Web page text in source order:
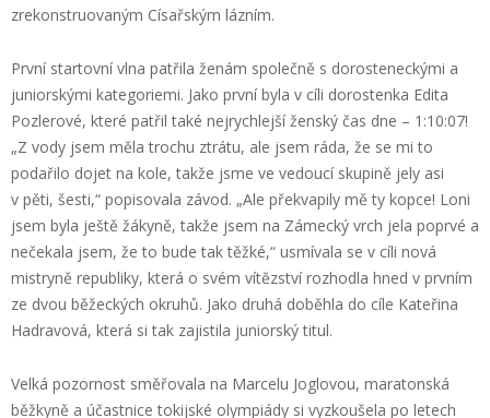
zrekonstruovaným Císařským lázním.
První startovní vlna patřila ženám společně s dorosteneckými a
juniorskými kategoriemi. Jako první byla v cíli dorostenka Edita
Pozlerové, které patřil také nejrychlejší ženský čas dne – 1:10:07!
„Z vody jsem měla trochu ztrátu, ale jsem ráda, že se mi to
podařilo dojet na kole, takže jsme ve vedoucí skupině jely asi
v pěti, šesti,“ popisovala závod. „Ale překvapily mě ty kopce! Loni
jsem byla ještě žákyně, takže jsem na Zámecký vrch jela poprvé a
nečekala jsem, že to bude tak těžké,“ usmívala se v cíli nová
mistryně republiky, která o svém vítězství rozhodla hned v prvním
ze dvou běžeckých okruhů. Jako druhá doběhla do cíle Kateřina
Hadravová, která si tak zajistila juniorský titul.
Velká pozornost směřovala na Marcelu Joglovou, maratonská
běžkyně a účastnice tokijské olympiády si vyzkoušela po letech